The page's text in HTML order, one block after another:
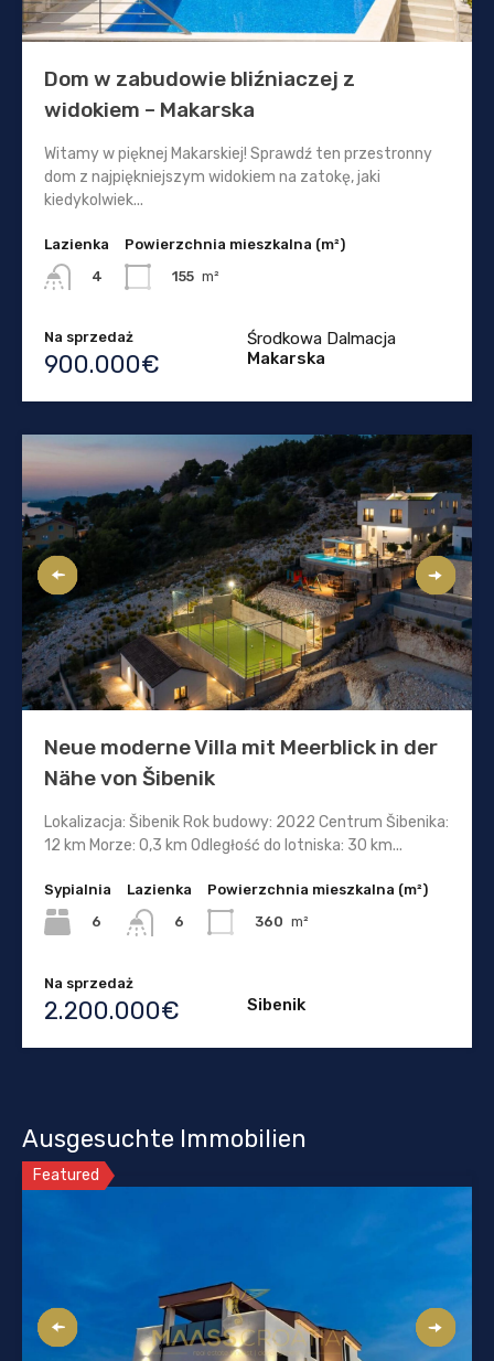
Dom w zabudowie bliźniaczej z
widokiem – Makarska
Witamy w pięknej Makarskiej! Sprawdź ten przestronny
dom z najpiękniejszym widokiem na zatokę, jaki
kiedykolwiek...
Lazienka
4
Powierzchnia mieszkalna (m²)
155 m²
Na sprzedaż
900.000€
Środkowa Dalmacja
Makarska
Neue moderne Villa mit Meerblick in der
Nähe von Šibenik
Lokalizacja: Šibenik Rok budowy: 2022 Centrum Šibenika:
12 km Morze: 0,3 km Odległość do lotniska: 30 km...
Sypialnia
6
Lazienka
6
Powierzchnia mieszkalna (m²)
360 m²
Na sprzedaż
2.200.000€ Sibenik
Ausgesuchte Immobilien
Featured